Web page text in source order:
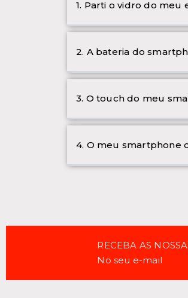
1. Parti o vidro do meu
2. A bateria do
3. O touch do meu
4. O meu smartphone
RECEBA AS
No seu e-mail